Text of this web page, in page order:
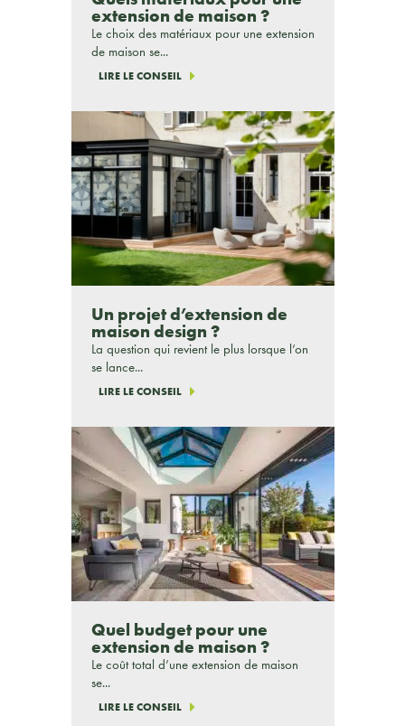
extension de maison ?
Le choix des matériaux pour une extension
de maison se...
LIRE LE CONSEIL
Un projet d’extension de
maison design ?
La question qui revient le plus lorsque l’on
se lance...
LIRE LE CONSEIL
Quel budget pour une
extension de maison ?
Le coût total d’une extension de maison
se...
LIRE LE CONSEIL